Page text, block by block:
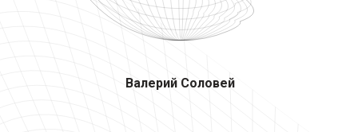
Валерий Соловей